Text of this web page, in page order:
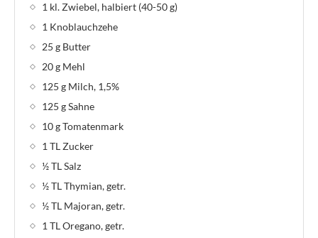
1 kl. Zwiebel, halbiert (40-50 g)
1 Knoblauchzehe
25 g Butter
20 g Mehl
125 g Milch, 1,5%
125 g Sahne
10 g Tomatenmark
1 TL Zucker
½ TL Salz
½ TL Thymian, getr.
½ TL Majoran, getr.
1 TL Oregano, getr.